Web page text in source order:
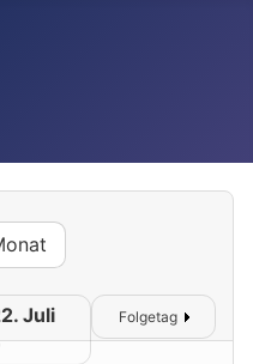
Juli
Folgetag